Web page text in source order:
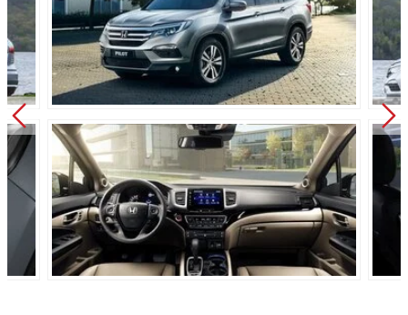
McPherson
Задняя подвеска:
Независимая
многорычажная
Передние тормоза:
Дисковые
вентилируемые
Задние тормоза: Барабанные
Гарантия:
3 года или 100 000
км пробега